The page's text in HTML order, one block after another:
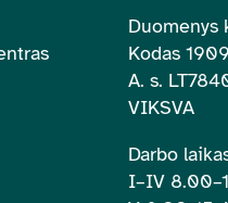
Kodas
A. s.
VIKSVA
Darbo
I–IV 8.00–